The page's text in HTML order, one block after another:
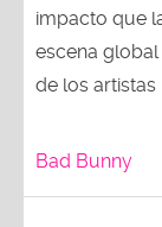
impacto que
escena
de los artistas
Bad Bunny